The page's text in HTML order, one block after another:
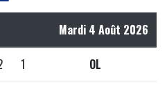
Mardi 4 Août 2026
1 OL